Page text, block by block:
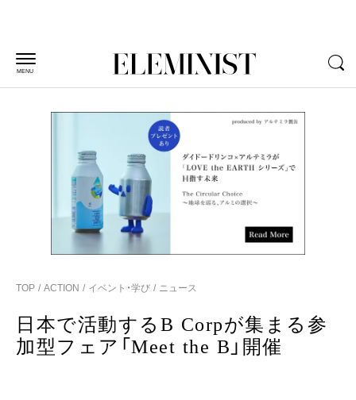
MENU
TOP ACTION イベント・学び ニュース
日本で活動するB Corpが集まる参
加型フェア「Meet the B」開催